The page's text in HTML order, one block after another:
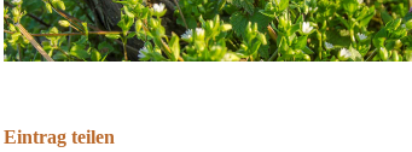
Eintrag teilen